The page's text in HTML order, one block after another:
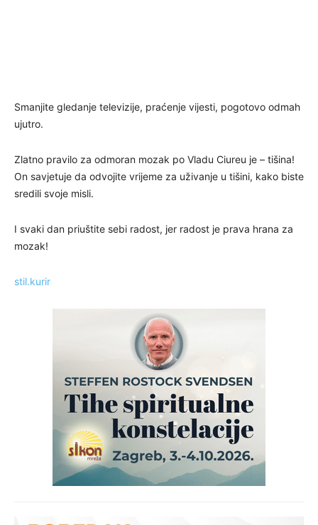
Smanjite gledanje televizije, praćenje vijesti, pogotovo odmah
ujutro.
Zlatno pravilo za odmoran mozak po Vladu Ciureu je – tišina!
On savjetuje da odvojite vrijeme za uživanje u tišini, kako biste
sredili svoje misli.
I svaki dan priuštite sebi radost, jer radost je prava hrana za
mozak!
stil.kurir